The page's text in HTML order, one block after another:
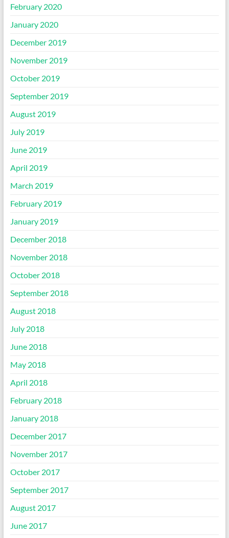
February 2020
January 2020
December 2019
November 2019
October 2019
September 2019
August 2019
July 2019
June 2019
April 2019
March 2019
February 2019
January 2019
December 2018
November 2018
October 2018
September 2018
August 2018
July 2018
June 2018
May 2018
April 2018
February 2018
January 2018
December 2017
November 2017
October 2017
September 2017
August 2017
June 2017